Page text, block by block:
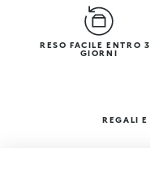
RESO FACILE ENTRO
GIORNI
REGALI